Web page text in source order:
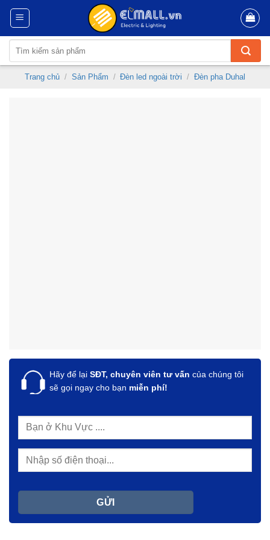
Skip
content
kiếm:
Trang chủ / Sản Phẩm / Đèn led ngoài trời / Đèn pha Duhal
Hãy để lại SĐT, chuyên viên tư vấn của chúng tôi
sẽ gọi ngay cho bạn miễn phí!